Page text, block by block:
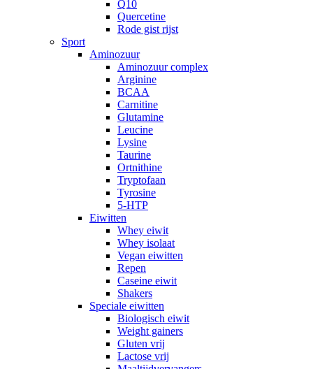
Q10
Quercetine
Rode gist rijst
Sport
Aminozuur
Aminozuur complex
Arginine
BCAA
Carnitine
Glutamine
Leucine
Lysine
Taurine
Ortnithine
Tryptofaan
Tyrosine
5-HTP
Eiwitten
Whey eiwit
Whey isolaat
Vegan eiwitten
Repen
Caseine eiwit
Shakers
Speciale eiwitten
Biologisch eiwit
Weight gainers
Gluten vrij
Lactose vrij